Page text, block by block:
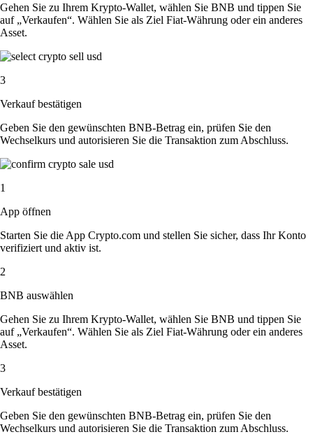
Gehen Sie zu Ihrem Krypto-Wallet, wählen Sie BNB und tippen Sie
auf „Verkaufen“. Wählen Sie als Ziel Fiat-Währung oder ein anderes
Asset.
3
Verkauf bestätigen
Geben Sie den gewünschten BNB-Betrag ein, prüfen Sie den
Wechselkurs und autorisieren Sie die Transaktion zum Abschluss.
1
App öffnen
Starten Sie die App Crypto.com und stellen Sie sicher, dass Ihr Konto
verifiziert und aktiv ist.
2
BNB auswählen
Gehen Sie zu Ihrem Krypto-Wallet, wählen Sie BNB und tippen Sie
auf „Verkaufen“. Wählen Sie als Ziel Fiat-Währung oder ein anderes
Asset.
3
Verkauf bestätigen
Geben Sie den gewünschten BNB-Betrag ein, prüfen Sie den
Wechselkurs und autorisieren Sie die Transaktion zum Abschluss.